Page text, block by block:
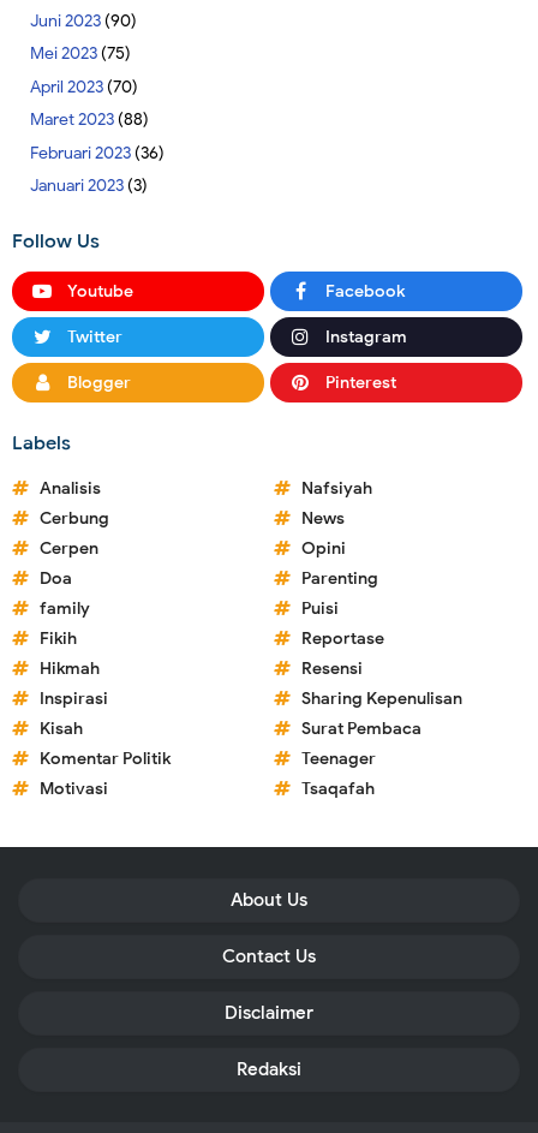
Juni 2023(90)
Mei 2023(75)
April 2023(70)
Maret 2023(88)
Februari 2023(36)
Januari 2023(3)
Follow Us
Youtube Facebook
Twitter Instagram
Blogger Pinterest
Labels
Analisis
Cerbung
Cerpen
Doa
family
Fikih
Hikmah
Inspirasi
Kisah
Komentar Politik
Motivasi
Nafsiyah
News
Opini
Parenting
Puisi
Reportase
Resensi
Sharing Kepenulisan
Surat Pembaca
Teenager
Tsaqafah
About Us
Contact Us
Disclaimer
Redaksi